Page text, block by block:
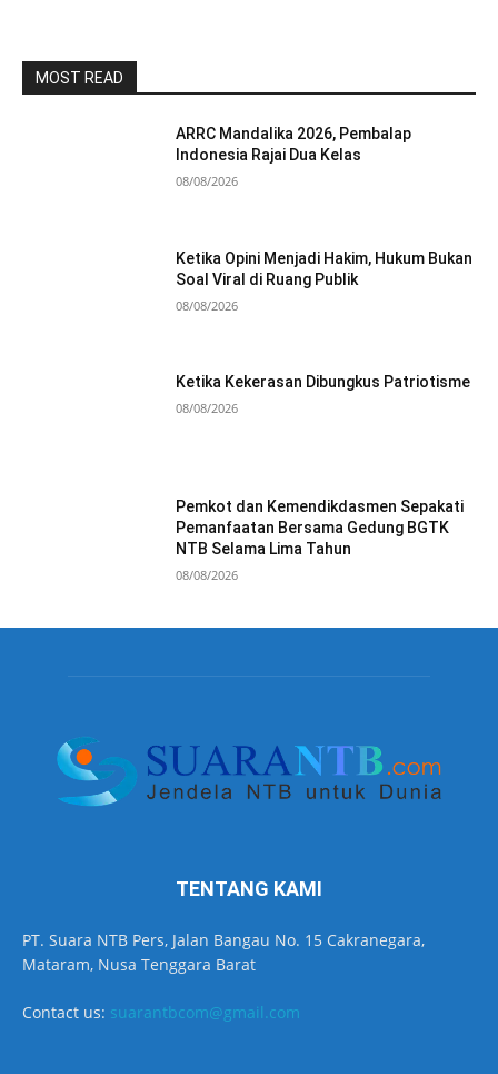
MOST READ
ARRC Mandalika 2026, Pembalap
Indonesia Rajai Dua Kelas
08/08/2026
Ketika Opini Menjadi Hakim, Hukum Bukan
Soal Viral di Ruang Publik
08/08/2026
Ketika Kekerasan Dibungkus Patriotisme
08/08/2026
Pemkot dan Kemendikdasmen Sepakati
Pemanfaatan Bersama Gedung BGTK
NTB Selama Lima Tahun
08/08/2026
TENTANG KAMI
PT. Suara NTB Pers, Jalan Bangau No. 15 Cakranegara,
Mataram, Nusa Tenggara Barat
Contact us: suarantbcom@gmail.com